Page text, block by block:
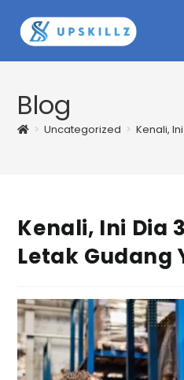
content
Blog
> Uncategorized > Kenali,
Kenali, Ini Dia
Letak Gudang